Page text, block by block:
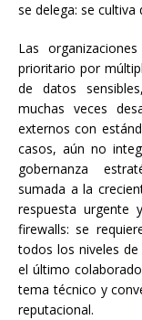
se delega: se cultiva
Las
prioritario por
de datos
muchas veces
externos con
casos, aún no
gobernanza
sumada a la
respuesta urgente
firewalls: se
todos los niveles
el último
tema técnico y
reputacional.